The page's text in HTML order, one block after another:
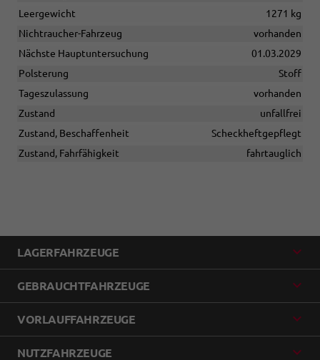
Leergewicht
1271 kg
Nichtraucher-Fahrzeug
vorhanden
Nächste Hauptuntersuchung
01.03.2029
Polsterung
Stoff
Tageszulassung
vorhanden
Zustand
unfallfrei
Zustand, Beschaffenheit
Scheckheftgepflegt
Zustand, Fahrfähigkeit
fahrtauglich
LAGERFAHRZEUGE
GEBRAUCHTFAHRZEUGE
VORLAUFFAHRZEUGE
NUTZFAHRZEUGE